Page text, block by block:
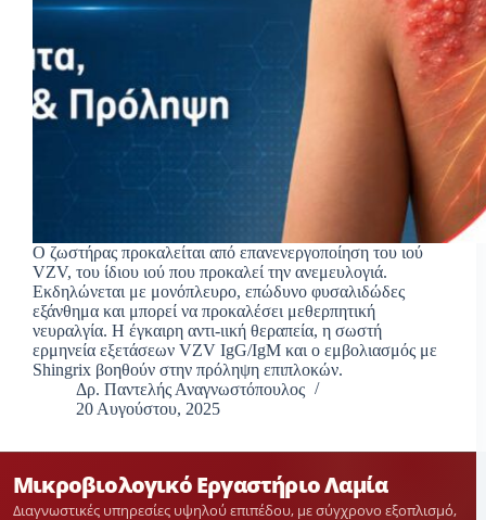
Ο ζωστήρας προκαλείται από επανενεργοποίηση του ιού
VZV, του ίδιου ιού που προκαλεί την ανεμευλογιά.
Εκδηλώνεται με μονόπλευρο, επώδυνο φυσαλιδώδες
εξάνθημα και μπορεί να προκαλέσει μεθερπητική
νευραλγία. Η έγκαιρη αντι-ιική θεραπεία, η σωστή
ερμηνεία εξετάσεων VZV IgG/IgM και ο εμβολιασμός με
Shingrix βοηθούν στην πρόληψη επιπλοκών.
Δρ. Παντελής Αναγνωστόπουλος
20 Αυγούστου, 2025
Μικροβιολογικό Εργαστήριο Λαμία
Διαγνωστικές υπηρεσίες υψηλού επιπέδου, με σύγχρονο εξοπλισμό,